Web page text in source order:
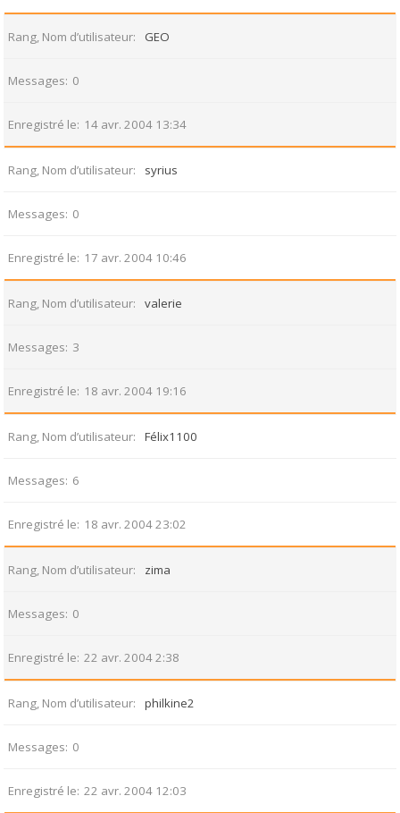
Rang, Nom d’utilisateur GEO
Messages 0
Enregistré le 14 avr. 2004 13:34
Rang, Nom d’utilisateur syrius
Messages 0
Enregistré le 17 avr. 2004 10:46
Rang, Nom d’utilisateur valerie
Messages 3
Enregistré le 18 avr. 2004 19:16
Rang, Nom d’utilisateur Félix1100
Messages 6
Enregistré le 18 avr. 2004 23:02
Rang, Nom d’utilisateur zima
Messages 0
Enregistré le 22 avr. 2004 2:38
Rang, Nom d’utilisateur philkine2
Messages 0
Enregistré le 22 avr. 2004 12:03